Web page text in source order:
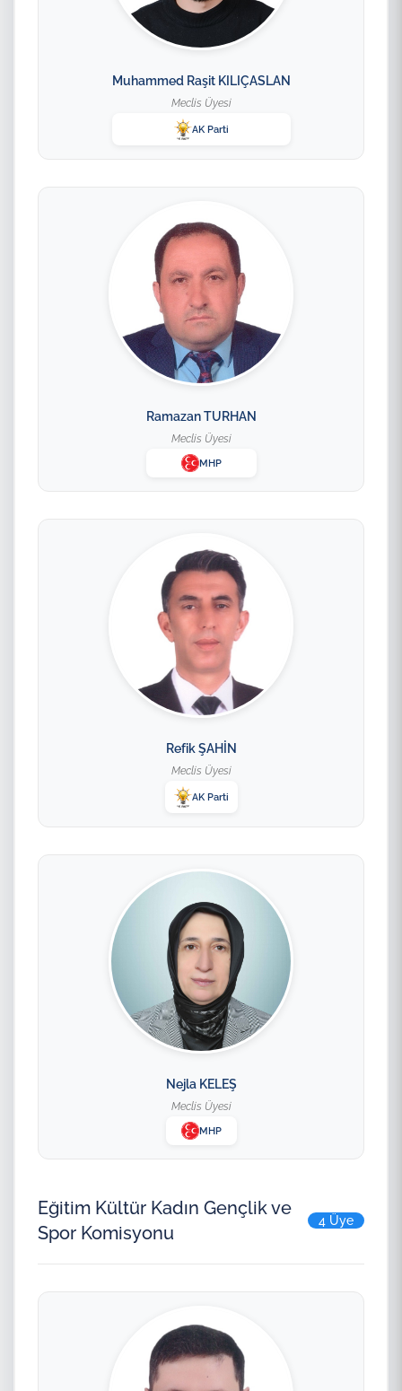
Muhammed Raşit KILIÇASLAN
Meclis Üyesi
AK Parti
Ramazan TURHAN
Meclis Üyesi
MHP
Refik ŞAHİN
Meclis Üyesi
AK Parti
Nejla KELEŞ
Meclis Üyesi
MHP
Eğitim Kültür Kadın Gençlik ve
Spor Komisyonu
4 Üye